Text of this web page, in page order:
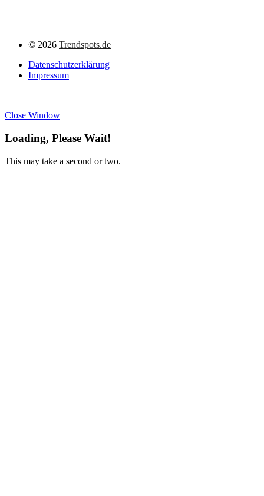
© 2026 Trendspots.de
Datenschutzerklärung
Impressum
Close Window
Loading, Please Wait!
This may take a second or two.